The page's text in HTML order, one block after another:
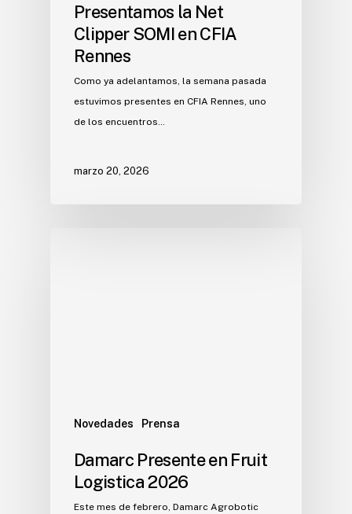
Presentamos la Net
Clipper SOMI en CFIA
Rennes
Como ya adelantamos, la semana pasada
estuvimos presentes en CFIA Rennes, uno
de los encuentros…
marzo 20, 2026
Novedades Prensa
Damarc Presente en Fruit
Logistica 2026
Este mes de febrero, Damarc Agrobotic